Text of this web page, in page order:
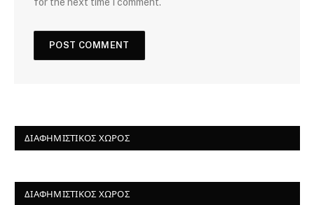
ΔΙΑΦΗΜΙΣΤΙΚΌΣ ΧΏΡΟΣ
ΔΙΑΦΗΜΙΣΤΙΚΌΣ ΧΏΡΟΣ